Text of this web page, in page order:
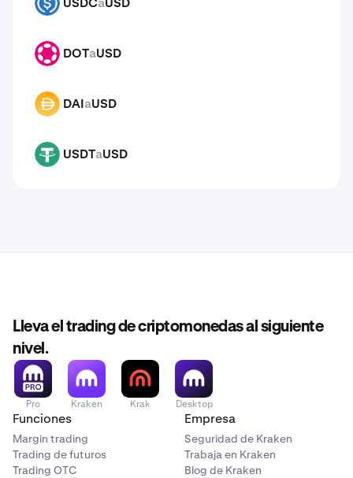
USDC
DOTaUSD
DAI DAIaUSD
USDT USDTaUSD
Lleva el trading de criptomonedas al siguiente
nivel.
Pro Kraken Krak Desktop
Funciones
Margin trading
Trading de futuros
Trading OTC
Empresa
Seguridad de Kraken
Trabaja en Kraken
Blog de Kraken